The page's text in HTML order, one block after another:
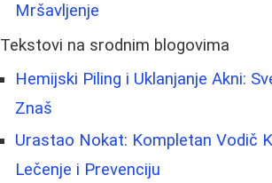
Mršavljenje
Tekstovi na srodnim blogovima
Hemijski Piling i Uklanjanje Akni:
Znaš
Urastao Nokat: Kompletan Vodič
Lečenje i Prevenciju